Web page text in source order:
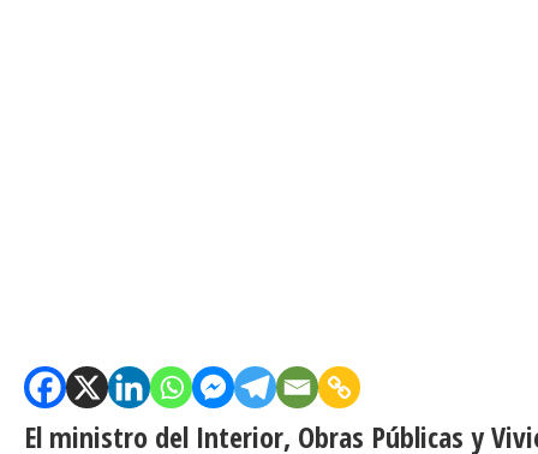
El ministro del Interior, Obras Públicas y